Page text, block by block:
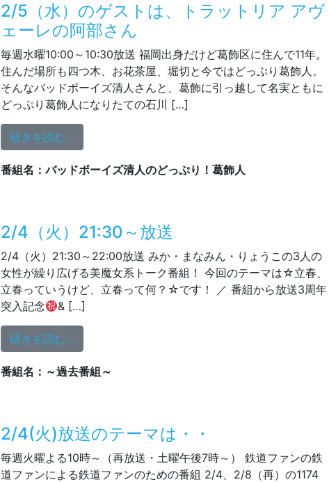
2/5（水）のゲストは、トラットリア アヴ
ェーレの阿部さん
毎週水曜10:00～10:30放送 福岡出身だけど葛飾区に住んで11年。
住んだ場所も四つ木、お花茶屋、堀切と今ではどっぷり葛飾人。
そんなバッドボーイズ清人さんと、葛飾に引っ越して名実ともに
どっぷり葛飾人になりたての石川 […]
続きを読む…
番組名：バッドボーイズ清人のどっぷり！葛飾人
2/4（火）21:30～放送
2/4（火）21:30～22:00放送 みか・まなみん・りょうこの3人の
女性が繰り広げる美魔女系トーク番組！ 今回のテーマは☆立春、
立春っていうけど、立春って何？☆です！ ／ 番組から放送3周年
突入記念
& […]
続きを読む…
番組名：～過去番組～
2/4(火)放送のテーマは・・
毎週火曜よる10時～（再放送・土曜午後7時～） 鉄道ファンの鉄
道ファンによる鉄道ファンのための番組 2/4、2/8（再）の1174